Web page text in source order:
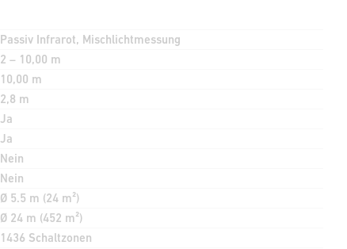
Passiv Infrarot, Mischlichtmessung
2 – 10,00 m
10,00 m
2,8 m
Ja
Ja
Nein
Nein
Ø 5.5 m (24 m²)
Ø 24 m (452 m²)
1436 Schaltzonen